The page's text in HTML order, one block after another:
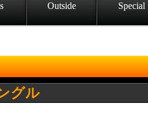
Outside Special
グル